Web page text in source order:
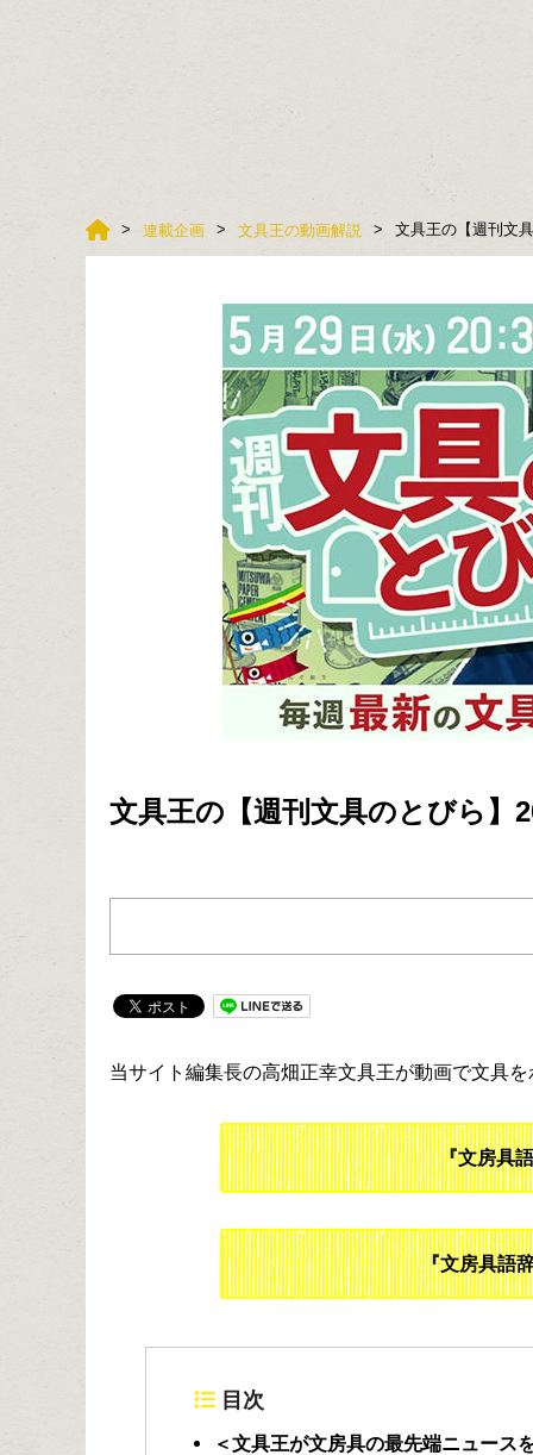
連載企画 文具王の動画解説 文具王の【週刊文
文具王の【週刊文具のとびら】
当サイト編集長の高畑正幸文具王が動画で文具
『文房具
『文房具語
目次
＜文具王が文房具の最先端ニュース